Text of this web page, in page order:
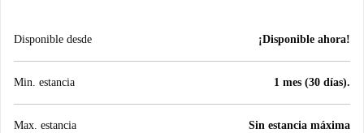
Disponible desde ¡Disponible ahora!
Min. estancia 1 mes (30 días).
Max. estancia Sin estancia máxima